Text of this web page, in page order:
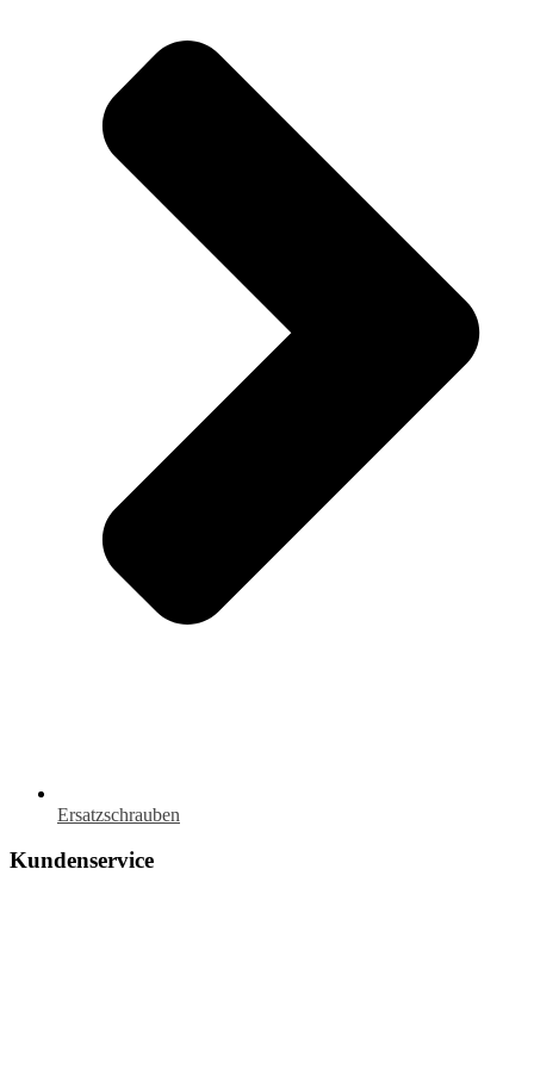
Ersatzschrauben
Kundenservice